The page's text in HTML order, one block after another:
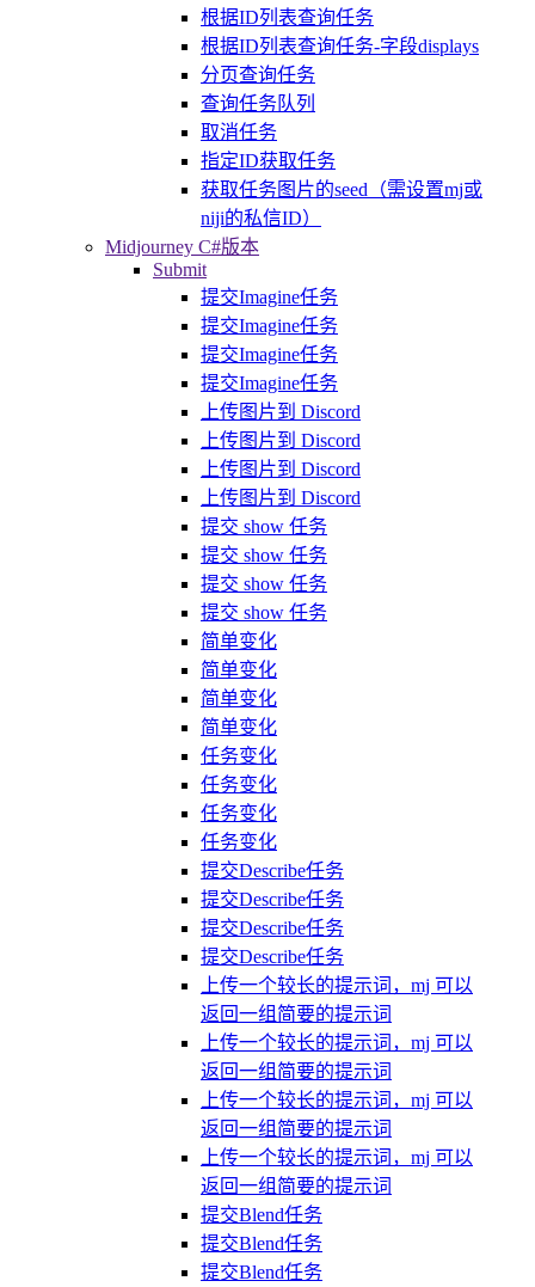
根据ID列表查询任务
根据ID列表查询任务-字段displays
分页查询任务
查询任务队列
取消任务
指定ID获取任务
获取任务图片的seed（需设置mj或
niji的私信ID）
Midjourney C#版本
Submit
提交Imagine任务
提交Imagine任务
提交Imagine任务
提交Imagine任务
上传图片到 Discord
上传图片到 Discord
上传图片到 Discord
上传图片到 Discord
提交 show 任务
提交 show 任务
提交 show 任务
提交 show 任务
简单变化
简单变化
简单变化
简单变化
任务变化
任务变化
任务变化
任务变化
提交Describe任务
提交Describe任务
提交Describe任务
提交Describe任务
上传一个较长的提示词，mj 可以
返回一组简要的提示词
上传一个较长的提示词，mj 可以
返回一组简要的提示词
上传一个较长的提示词，mj 可以
返回一组简要的提示词
上传一个较长的提示词，mj 可以
返回一组简要的提示词
提交Blend任务
提交Blend任务
提交Blend任务